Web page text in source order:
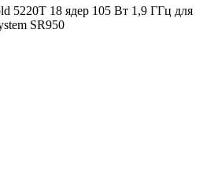
5220T 18 ядер 105 Вт 1,9 ГГц для
SR950